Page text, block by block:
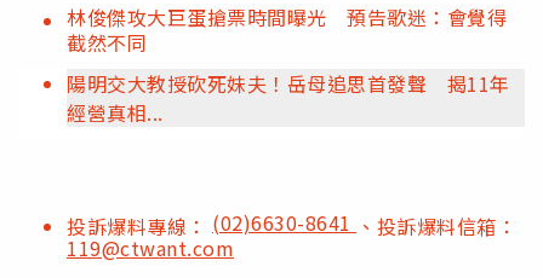
林俊傑攻大巨蛋搶票時間曝光 預告歌迷：會覺得
截然不同
陽明交大教授砍死妹夫！岳母追思首發聲 揭11年
經營真相...
投訴爆料專線： (02)6630-8641 、投訴爆料信箱：
119@ctwant.com